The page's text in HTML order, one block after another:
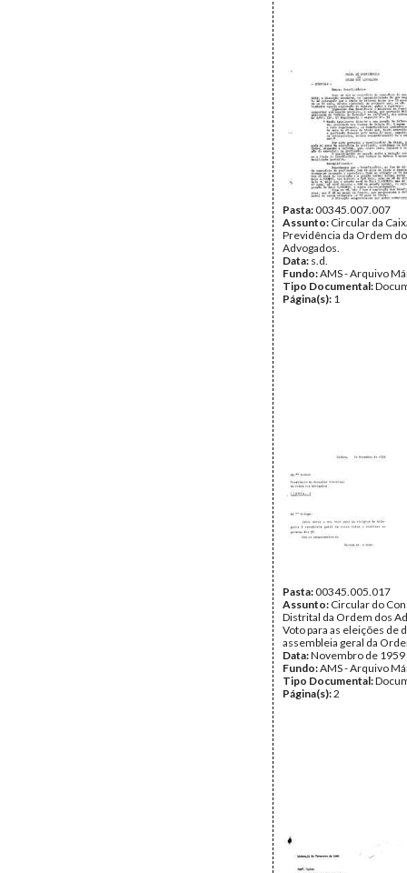
Pasta:00345.007.007
Assunto: Circular da
Previdência da Ordem
Advogados.
Data: s.d.
Fundo:AMS - Arquivo
Tipo Documental:
Página(s): 1
Pasta:00345.005.017
Assunto: Circular do
Distrital da Ordem dos
Voto para as eleições de
assembleia geral da
Data:Novembro de 1959
Fundo:AMS - Arquivo
Tipo Documental:
Página(s):2